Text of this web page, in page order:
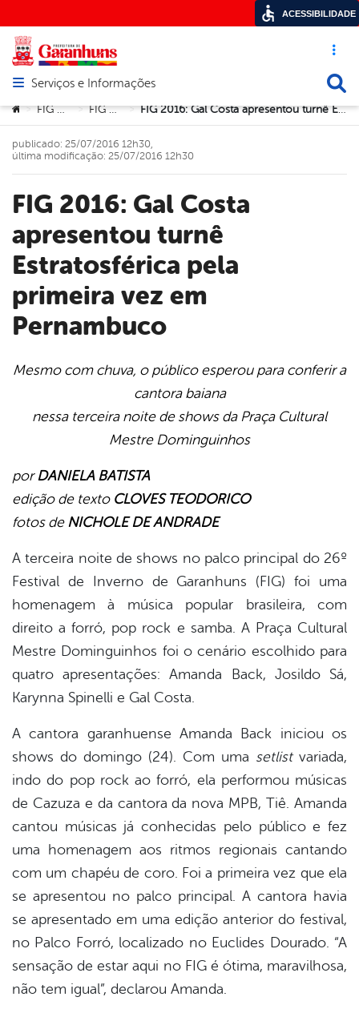
Acesso
Abrir menu principal de navegação
Serviços e Informações
Você está aqui:
> FIG 2016 > FIG 2016 > FIG 2016: Gal Costa apresentou turnê Estratosférica pela primeira vez em Pernambuco
FIG 2016: Gal Costa
apresentou turnê
Estratosférica pela
primeira vez em
Pernambuco
publicado: 25/07/2016 12h30,
última modificação: 25/07/2016 12h30
Mesmo com chuva, o público esperou para conferir a
cantora baiana
nessa terceira noite de shows da Praça Cultural
Mestre Dominguinhos
porDANIELA BATISTA
edição de texto CLOVES TEODORICO
fotos de NICHOLE DE ANDRADE
A terceira noite de shows no palco principal do 26º
Festival de Inverno de Garanhuns (FIG) foi uma
homenagem à música popular brasileira, com
direito a forró, pop rock e samba. A Praça Cultural
Mestre Dominguinhos foi o cenário escolhido para
quatro apresentações: Amanda Back, Josildo Sá,
Karynna Spinelli e Gal Costa.
A cantora garanhuense Amanda Back iniciou os
shows do domingo (24). Com uma setlistvariada,
indo do pop rock ao forró, ela performou músicas
de Cazuza e da cantora da nova MPB, Tiê. Amanda
cantou músicas já conhecidas pelo público e fez
uma homenagem aos ritmos regionais cantando
com um chapéu de coro. Foi a primeira vez que ela
se apresentou no palco principal. A cantora havia
se apresentado em uma edição anterior do festival,
no Palco Forró, localizado no Euclides Dourado. “A
sensação de estar aqui no FIG é ótima, maravilhosa,
não tem igual”, declarou Amanda.
ACESSIBILIDADE